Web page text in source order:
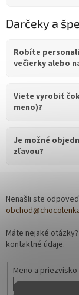
Darčeky a
Robíte
večierky alebo
Viete vyrobiť
meno)?
Je možné
zľavou?
Nenašli ste
Máte nejaké
kontaktné údaje.
Meno a priezvisko